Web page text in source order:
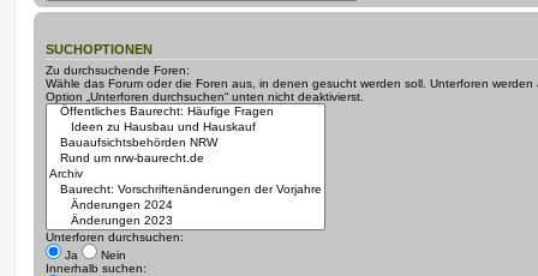
SUCHOPTIONEN
Zu durchsuchende Foren:
Wähle das Forum oder die Foren aus, in denen gesucht werden soll. Unterforen
Option „Unterforen durchsuchen“ unten nicht deaktivierst.
Unterforen durchsuchen:
Ja
Nein
Innerhalb suchen: